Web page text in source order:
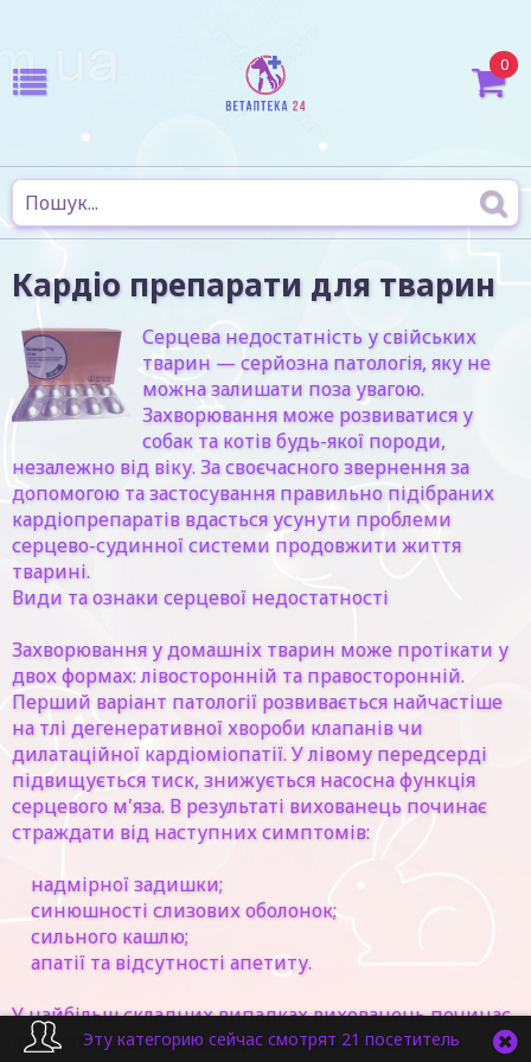
0
Кардіо препарати для тварин
Серцева недостатність у свійських
тварин — серйозна патологія, яку не
можна залишати поза увагою.
Захворювання може розвиватися у
собак та котів будь-якої породи,
незалежно від віку. За своєчасного звернення за
допомогою та застосування правильно підібраних
кардіопрепаратів вдасться усунути проблеми
серцево-судинної системи продовжити життя
тварині.
Види та ознаки серцевої недостатності
Захворювання у домашніх тварин може протікати у
двох формах: лівосторонній та правосторонній.
Перший варіант патології розвивається найчастіше
на тлі дегенеративної хвороби клапанів чи
дилатаційної кардіоміопатії. У лівому передсерді
підвищується тиск, знижується насосна функція
серцевого м'яза. В результаті вихованець починає
страждати від наступних симптомів:
надмірної задишки;
синюшності слизових оболонок;
сильного кашлю;
апатії та відсутності апетиту.
У найбільш складних випадках вихованець починає
втрачати свідомість, відмовляється від їжі.
Эту категорию сейчас смотрят 21 посетитель